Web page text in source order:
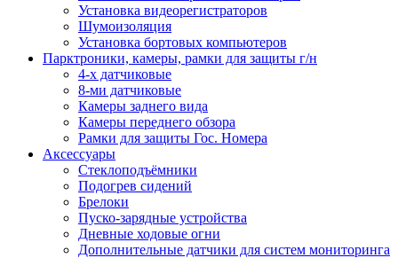
Установка видеорегистраторов
Шумоизоляция
Установка бортовых компьютеров
Парктроники, камеры, рамки для защиты г/н
4-х датчиковые
8-ми датчиковые
Камеры заднего вида
Камеры переднего обзора
Рамки для защиты Гос. Номера
Аксессуары
Стеклоподъёмники
Подогрев сидений
Брелоки
Пуско-зарядные устройства
Дневные ходовые огни
Дополнительные датчики для систем мониторинга